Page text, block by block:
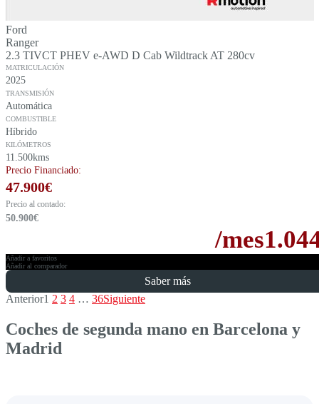
Ford
Ranger
2.3 TIVCT PHEV e-AWD D Cab Wildtrack AT 280cv
MATRICULACIÓN
2025
TRANSMISIÓN
Automática
COMBUSTIBLE
Híbrido
KILÓMETROS
11.500kms
Precio Financiado:
47.900€
Precio al contado:
50.900€
/mes
Añadir a favoritos
Añadir al comparador
Saber más
Anterior1 2 3 4 … 36Siguiente
Coches de segunda mano en Barcelona y
Madrid